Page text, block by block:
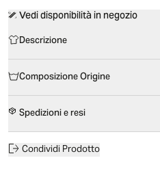
Vedi disponibilità in negozio
Descrizione
Composizione Origine
Spedizioni e resi
Condividi Prodotto